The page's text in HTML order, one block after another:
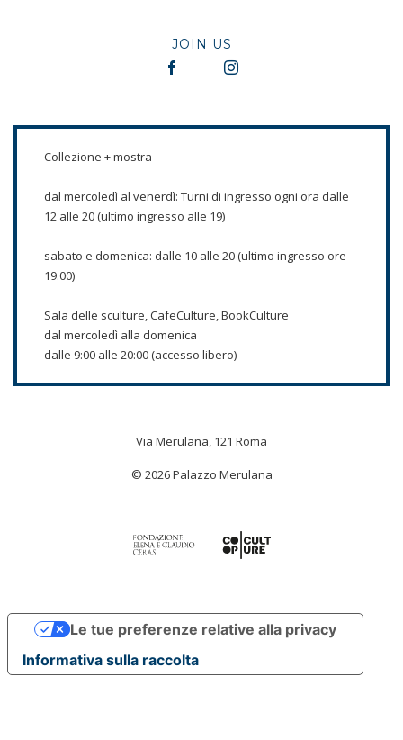
JOIN US
Collezione + mostra
dal mercoledì al venerdì: Turni di ingresso ogni ora dalle
12 alle 20 (ultimo ingresso alle 19)
sabato e domenica: dalle 10 alle 20 (ultimo ingresso ore
19.00)
Sala delle sculture, CafeCulture, BookCulture
dal mercoledì alla domenica
dalle 9:00 alle 20:00 (accesso libero)
Via Merulana, 121 Roma
© 2026 Palazzo Merulana
Informativa sulla raccolta
Le tue preferenze relative alla privacy